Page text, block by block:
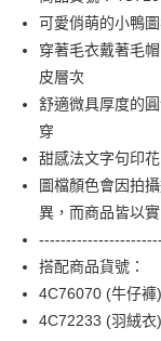
上海商業儲蓄銀行
國泰世華商業銀行
臺灣中小企業銀行
匯豐（台灣）商業銀
聯邦商業銀行
元大商業銀行
玉山商業銀行
台新國際商業銀行
台灣樂天信用卡公司
Apple Pay
街口支付
AFTEE先享後付
相關說明
【關於「AFTEE先享後
AFTEE先享後付是「
便利好安心！
１．簡單：不需註冊
２．便利：只要手機號
【「AFTEE先享後付」
１．於結帳方式選擇
結帳頁面，進行簡訊
付款後全家
每筆NT$90，滿
付款後7-11取貨
可愛俏萌的小鴨
穿著毛衣戴著毛
皮層次
舒適微具厚度的
穿
甜感法文字句印
圖檔顏色會因拍
異，而商品皆以
搭配商品貨號：
4C76070 (牛仔褲)
4C72233 (羽絨衣)